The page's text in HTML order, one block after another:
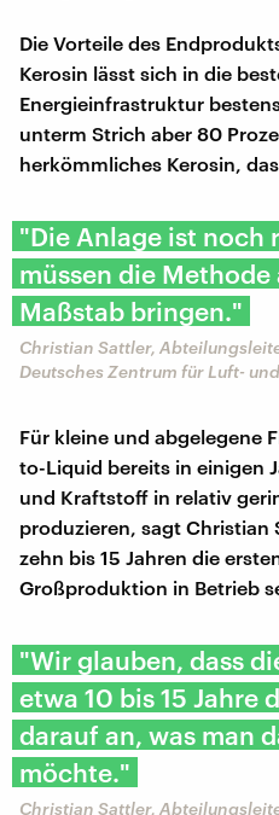
Die Vorteile des
Kerosin lässt sich in die
Energieinfrastruktur
unterm Strich aber 80
herkömmliches Kerosin,
"Die Anlage ist noch
müssen die
Maßstab bringen."
Christian Sattler,
Deutsches Zentrum für Luft-
Für kleine und abgelegene
to-Liquid bereits in einigen
und Kraftstoff in relativ
produzieren, sagt Christian
zehn bis 15 Jahren die
Großproduktion in Betrieb
"Wir glauben, dass
etwa 10 bis 15 Jahre
darauf an, was man
möchte."
Christian Sattler,